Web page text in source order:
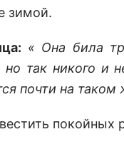
зимой.
« Она била
но так никого
почти на таком
покойных